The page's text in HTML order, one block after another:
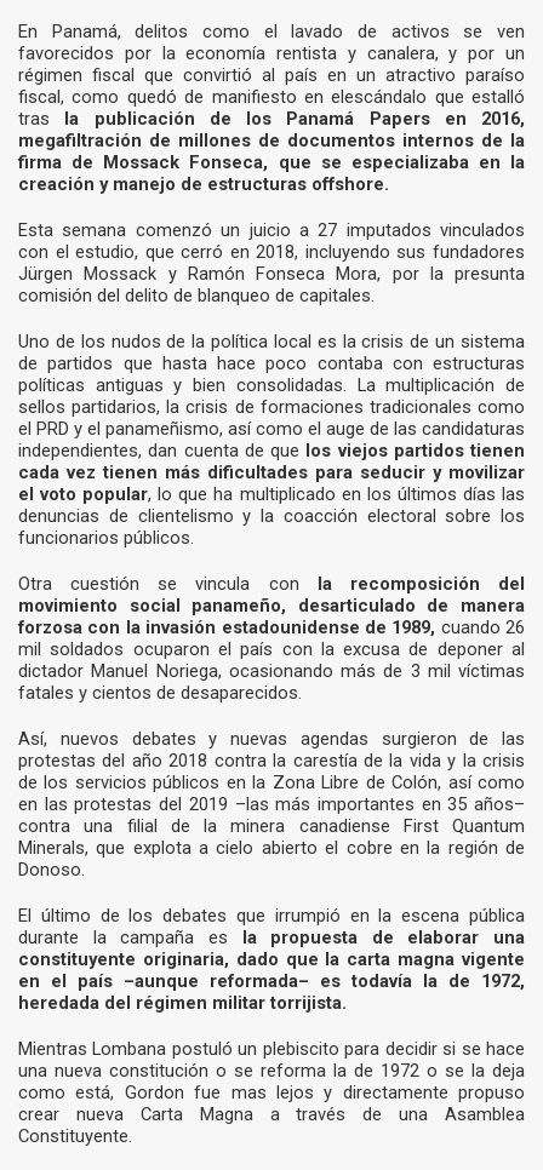
En Panamá, delitos como el lavado de activos se ven
favorecidos por la economía rentista y canalera, y por un
régimen fiscal que convirtió al país en un atractivo paraíso
fiscal, como quedó de manifiesto en elescándalo que estalló
tras la publicación de los Panamá Papers en 2016,
megafiltración de millones de documentos internos de la
firma de Mossack Fonseca, que se especializaba en la
creación y manejo de estructuras offshore.
Esta semana comenzó un juicio a 27 imputados vinculados
con el estudio, que cerró en 2018, incluyendo sus fundadores
Jürgen Mossack y Ramón Fonseca Mora, por la presunta
comisión del delito de blanqueo de capitales.
Uno de los nudos de la política local es la crisis de un sistema
de partidos que hasta hace poco contaba con estructuras
políticas antiguas y bien consolidadas. La multiplicación de
sellos partidarios, la crisis de formaciones tradicionales como
el PRD y el panameñismo, así como el auge de las candidaturas
independientes, dan cuenta de que los viejos partidos tienen
cada vez tienen más dificultades para seducir y movilizar
el voto popular, lo que ha multiplicado en los últimos días las
denuncias de clientelismo y la coacción electoral sobre los
funcionarios públicos.
Otra cuestión se vincula con la recomposición del
movimiento social panameño, desarticulado de manera
forzosa con la invasión estadounidense de 1989, cuando 26
mil soldados ocuparon el país con la excusa de deponer al
dictador Manuel Noriega, ocasionando más de 3 mil víctimas
fatales y cientos de desaparecidos.
Así, nuevos debates y nuevas agendas surgieron de las
protestas del año 2018 contra la carestía de la vida y la crisis
de los servicios públicos en la Zona Libre de Colón, así como
en las protestas del 2019 –las más importantes en 35 años–
contra una filial de la minera canadiense First Quantum
Minerals, que explota a cielo abierto el cobre en la región de
Donoso.
El último de los debates que irrumpió en la escena pública
durante la campaña es la propuesta de elaborar una
constituyente originaria, dado que la carta magna vigente
en el país –aunque reformada– es todavía la de 1972,
heredada del régimen militar torrijista.
Mientras Lombana postuló un plebiscito para decidir si se hace
una nueva constitución o se reforma la de 1972 o se la deja
como está, Gordon fue mas lejos y directamente propuso
crear nueva Carta Magna a través de una Asamblea
Constituyente.